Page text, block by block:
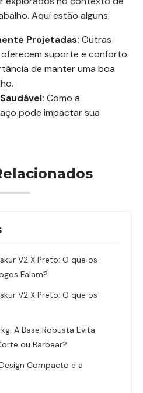
Aqui estão alguns:
Projetadas: Outras
suporte e conforto.
de manter uma boa
Como a
pode impactar sua
V2 X Preto: O que os
Falam?
V2 X Preto: O que os
A Base Robusta Evita
ou Barbear?
Compacto e a